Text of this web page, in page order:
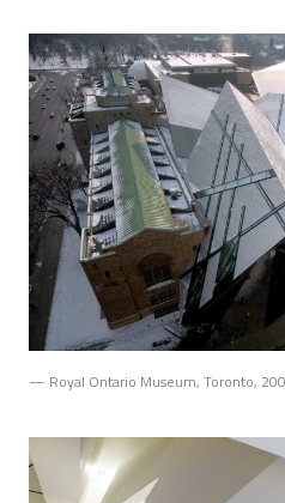
— Royal Ontario Museum, Toronto,